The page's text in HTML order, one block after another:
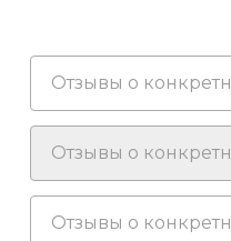
Отзывы о
Отзывы о
Отзывы о